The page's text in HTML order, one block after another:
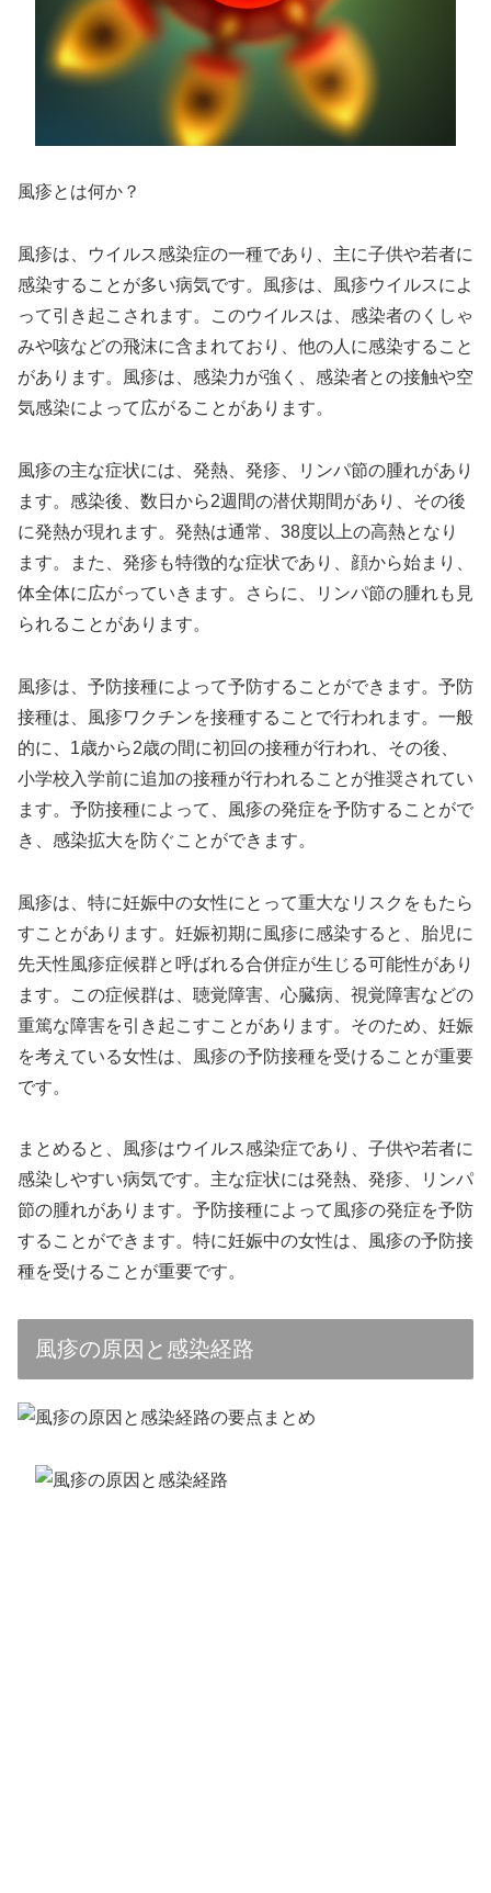
風疹とは何か？
風疹は、ウイルス感染症の一種であり、主に子供や若者に
感染することが多い病気です。風疹は、風疹ウイルスによ
って引き起こされます。このウイルスは、感染者のくしゃ
みや咳などの飛沫に含まれており、他の人に感染すること
があります。風疹は、感染力が強く、感染者との接触や空
気感染によって広がることがあります。
風疹の主な症状には、発熱、発疹、リンパ節の腫れがあり
ます。感染後、数日から2週間の潜伏期間があり、その後
に発熱が現れます。発熱は通常、38度以上の高熱となり
ます。また、発疹も特徴的な症状であり、顔から始まり、
体全体に広がっていきます。さらに、リンパ節の腫れも見
られることがあります。
風疹は、予防接種によって予防することができます。予防
接種は、風疹ワクチンを接種することで行われます。一般
的に、1歳から2歳の間に初回の接種が行われ、その後、
小学校入学前に追加の接種が行われることが推奨されてい
ます。予防接種によって、風疹の発症を予防することがで
き、感染拡大を防ぐことができます。
風疹は、特に妊娠中の女性にとって重大なリスクをもたら
すことがあります。妊娠初期に風疹に感染すると、胎児に
先天性風疹症候群と呼ばれる合併症が生じる可能性があり
ます。この症候群は、聴覚障害、心臓病、視覚障害などの
重篤な障害を引き起こすことがあります。そのため、妊娠
を考えている女性は、風疹の予防接種を受けることが重要
です。
まとめると、風疹はウイルス感染症であり、子供や若者に
感染しやすい病気です。主な症状には発熱、発疹、リンパ
節の腫れがあります。予防接種によって風疹の発症を予防
することができます。特に妊娠中の女性は、風疹の予防接
種を受けることが重要です。
風疹の原因と感染経路